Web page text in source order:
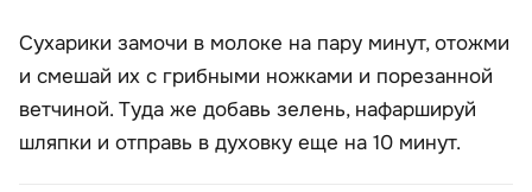
Сухарики замочи в молоке на пару минут, отожми
и смешай их с грибными ножками и порезанной
ветчиной. Туда же добавь зелень, нафаршируй
шляпки и отправь в духовку еще на 10 минут.